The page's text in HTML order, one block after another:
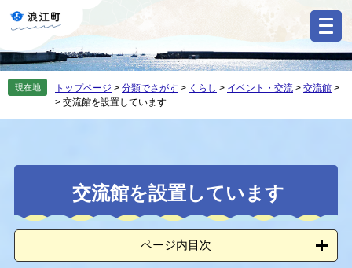
の
先
す
ー
を
し
現在地 トップページ > 分類でさがす > くらし > イベント・交流 > 交流館 >
> 交流館を設置しています
本
交流館を設置しています
ページ内目次